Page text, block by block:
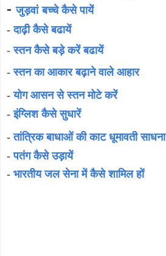
-जुड़वां बच्चे कैसे पायें
-दाढ़ी कैसे बढायें
-स्तन कैसे बड़े करें बढायें
-स्तन का आकार बढ़ाने वाले आहार
-योग आसन से स्तन मोटे करें
-इंग्लिश कैसे सुधारें
-तांत्रिक बाधाओं की काट धूमावती साधना
-पतंग कैसे उड़ायें
- भारतीय जल सेना में कैसे शामिल हों